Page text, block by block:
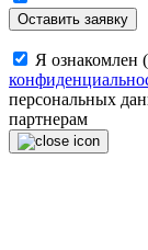
Оставить заявку
Я ознакомлен
персональных
партнерам